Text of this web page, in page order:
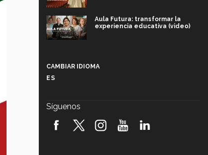
Aula Futura: transformar la
experiencia educativa (video)
robótica FIRST 2026! (video)
CAMBIAR IDIOMA
ES
Síguenos